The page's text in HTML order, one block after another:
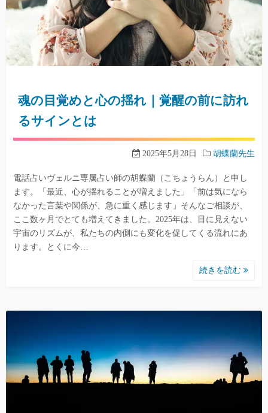
魂の目覚めと心の揺れ｜覚醒の前に訪れ
るサインとは
2025年5月28日 胡蝶蘭先生
電話占いヴェルニ専属占い師の胡蝶蘭（こちょうらん）と申し
ます。「最近、心が揺れることが増えました」「前は気になら
なかった言葉や関係が、急に重く感じます」そんなご相談が、
ここ数ヶ月でとても増えてきました。2025年は、目に見えない
宇宙のリズムが、私たちの内側にも変化を促してくる流れにあ
ります。とくに今…
続きを読む